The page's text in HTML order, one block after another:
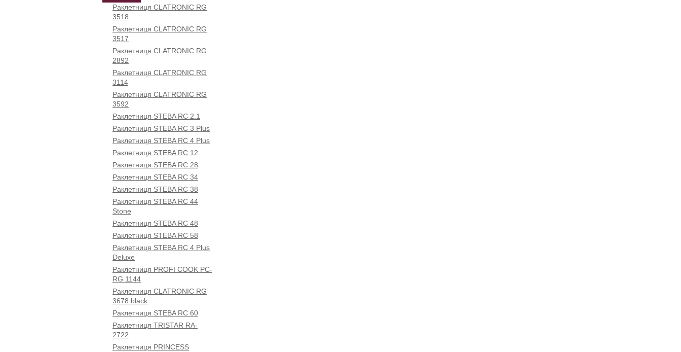
Раклетниця CLATRONIC RG
3518
Раклетниця CLATRONIC RG
3517
Раклетниця CLATRONIC RG
2892
Раклетниця CLATRONIC RG
3114
Раклетниця CLATRONIC RG
3592
Раклетниця STEBA RC 2.1
Раклетниця STEBA RC 3 Plus
Раклетниця STEBA RC 4 Plus
Раклетниця STEBA RC 12
Раклетниця STEBA RC 28
Раклетниця STEBA RC 34
Раклетниця STEBA RC 38
Раклетниця STEBA RC 44
Stone
Раклетниця STEBA RC 48
Раклетниця STEBA RC 58
Раклетниця STEBA RC 4 Plus
Deluxe
Раклетниця PROFI COOK PC-
RG 1144
Раклетниця CLATRONIC RG
3678 black
Раклетниця STEBA RC 60
Раклетниця TRISTAR RA-
2722
Раклетниця PRINCESS